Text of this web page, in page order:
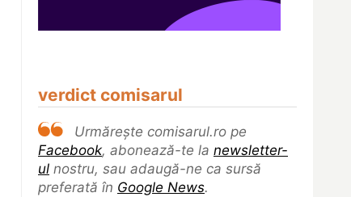
verdict comisarul
Urmărește comisarul.ro pe
Facebook, abonează-te la newsletter-
ul nostru, sau adaugă-ne ca sursă
preferată în Google News.